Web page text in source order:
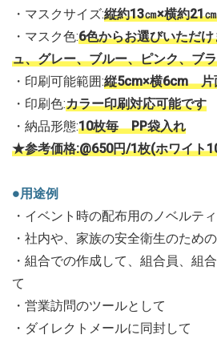
・マスクサイズ:縦約13㎝×横約21㎝
・マスク色:6色からお選びいただ
ュ、グレー、ブルー、ピンク、ブ
・印刷可能範囲:縦5cm×横6cm 片
・印刷色:カラー印刷対応可能です
・納品形態:10枚毎 PP袋入れ
★参考価格:@650円/1枚(ホワイト
●用途例
・イベント時の配布用のノベルテ
・社内や、家族の安全衛生のため
・組合での作成して、組合員、組
て
・営業訪問のツールとして
・ダイレクトメールに同封して